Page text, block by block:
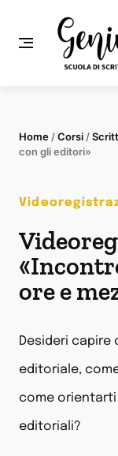
Home /Corsi /
con gli editori»
ore e
Desideri capire
editoriale,
come
editoriali?